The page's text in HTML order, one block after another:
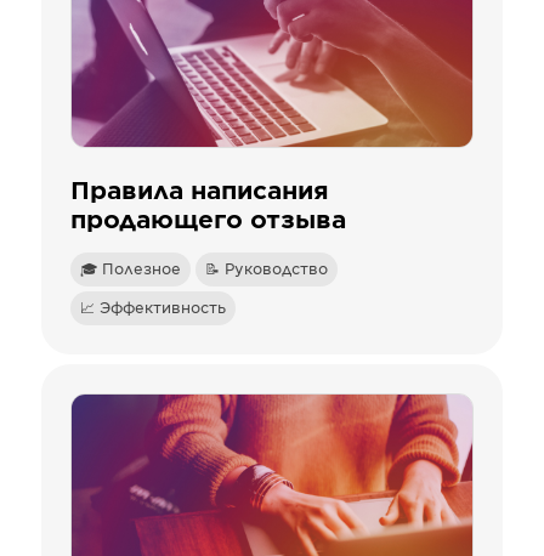
Правила написания
продающего отзыва
🎓 Полезное 📝 Руководство
📈 Эффективность